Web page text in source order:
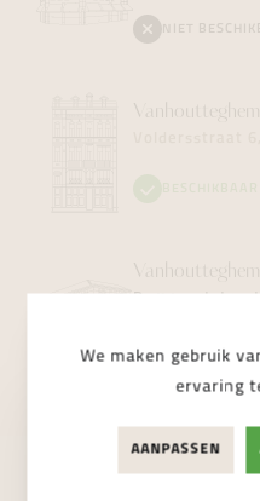
NIET
Vanhoutteghem
Vanhoutteghem
Dampoortstraat
NIET
We maken gebruik
ervaring
AANPASSEN